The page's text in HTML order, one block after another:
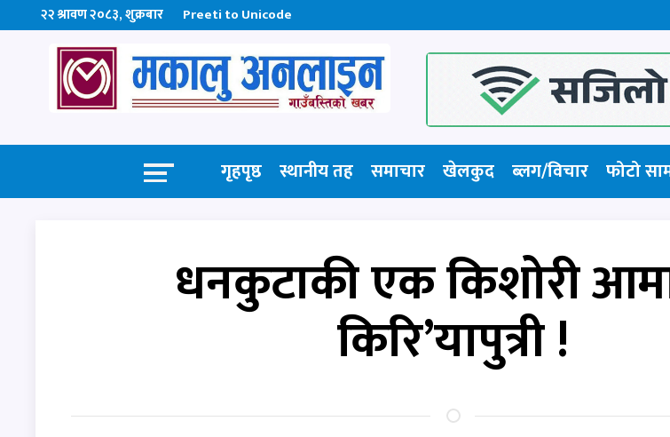
२२ श्रावण २०८३, शुक्रबार Preeti to Unicode
गृहपृष्ठ स्थानीय तह समाचार खेलकुद ब्लग/विचार फोटो
धनकुटाकी एक किशोरी
किरि’यापुत्री !